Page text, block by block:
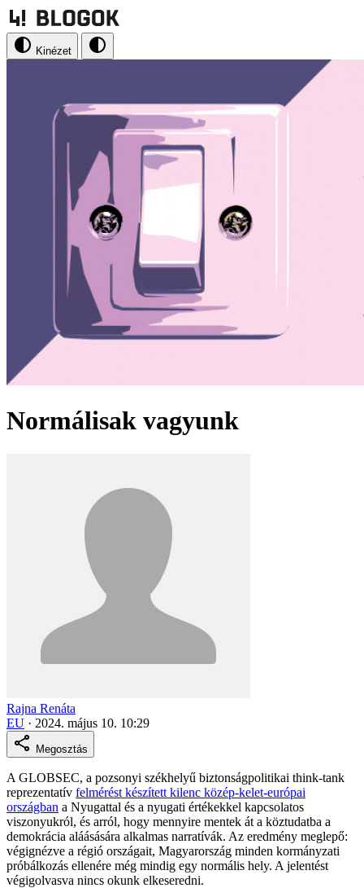
Kinézet
Normálisak vagyunk
Rajna Renáta
EU · 2024. május 10. 10:29
Megosztás
A GLOBSEC, a pozsonyi székhelyű biztonságpolitikai think-tank
reprezentatív felmérést készített kilenc közép-kelet-európai
országban a Nyugattal és a nyugati értékekkel kapcsolatos
viszonyukról, és arról, hogy mennyire mentek át a köztudatba a
demokrácia aláásására alkalmas narratívák. Az eredmény meglepő:
végignézve a régió országait, Magyarország minden kormányzati
próbálkozás ellenére még mindig egy normális hely. A jelentést
végigolvasva nincs okunk elkeseredni.